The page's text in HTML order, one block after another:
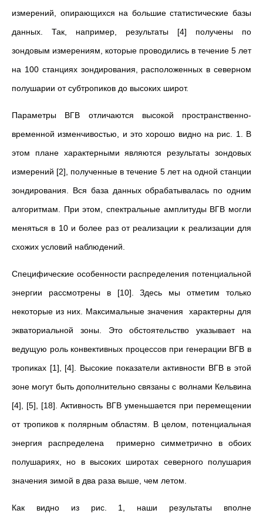
измерений, опирающихся на большие статистические базы
данных. Так, например, результаты [4] получены по
зондовым измерениям, которые проводились в течение 5 лет
на 100 станциях зондирования, расположенных в северном
полушарии от субтропиков до высоких широт.
Параметры ВГВ отличаются высокой пространственно-
временной изменчивостью, и это хорошо видно на рис. 1. В
этом плане характерными являются результаты зондовых
измерений [2], полученные в течение 5 лет на одной станции
зондирования. Вся база данных обрабатывалась по одним
алгоритмам. При этом, спектральные амплитуды ВГВ могли
меняться в 10 и более раз от реализации к реализации для
схожих условий наблюдений.
Специфические особенности распределения потенциальной
энергии рассмотрены в [10]. Здесь мы отметим только
некоторые из них. Максимальные значения характерны для
экваториальной зоны. Это обстоятельство указывает на
ведущую роль конвективных процессов при генерации ВГВ в
тропиках [1], [4]. Высокие показатели активности ВГВ в этой
зоне могут быть дополнительно связаны с волнами Кельвина
[4], [5], [18]. Активность ВГВ уменьшается при перемещении
от тропиков к полярным областям. В целом, потенциальная
энергия распределена примерно симметрично в обоих
полушариях, но в высоких широтах северного полушария
значения зимой в два раза выше, чем летом.
Как видно из рис. 1, наши результаты вполне